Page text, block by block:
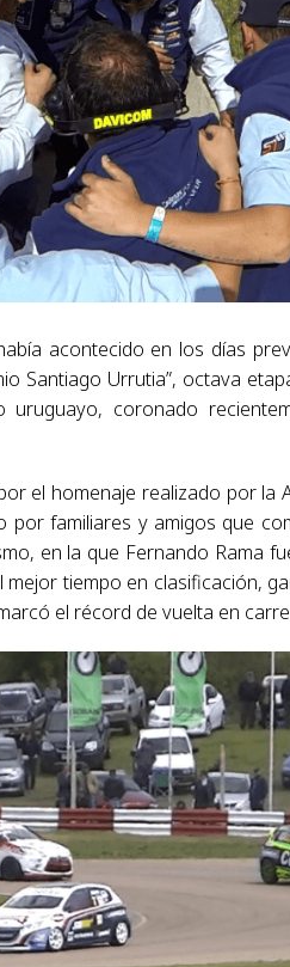
acontecido en los días
Santiago Urrutia”, octava
coronado
el homenaje realizado por la
familiares y amigos que
en la que Fernando Rama
tiempo en clasificación,
el récord de vuelta en